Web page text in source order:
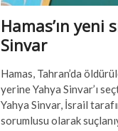
Hamas’ın yeni
Sinvar
Hamas, Tahran’da
yerine Yahya Sinvar’ı
Yahya Sinvar, İsrail
sorumlusu olarak